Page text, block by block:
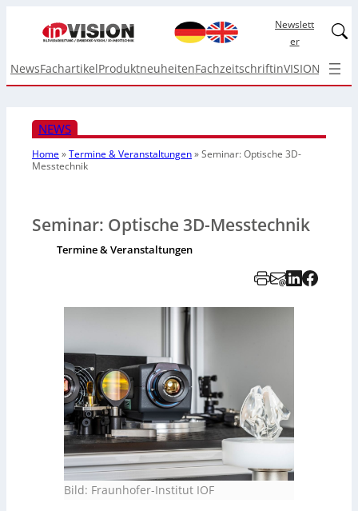
Newslett
er
NewsFachartikelProduktneuheitenFachzeitschriftinVISION Top
NEWS
Home»Termine & Veranstaltungen»Seminar: Optische 3D-
Messtechnik
Seminar: Optische 3D-Messtechnik
Termine & Veranstaltungen
Bild: Fraunhofer-Institut IOF